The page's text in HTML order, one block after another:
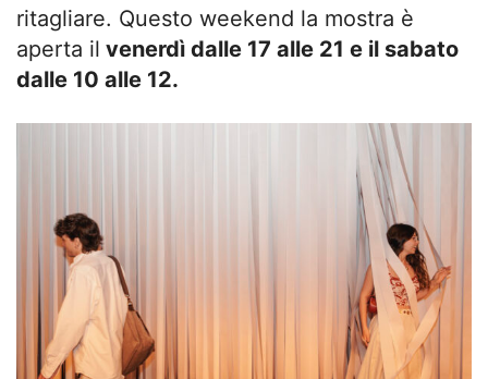
ritagliare. Questo weekend la mostra è
aperta il venerdì dalle 17 alle 21 e il sabato
dalle 10 alle 12.